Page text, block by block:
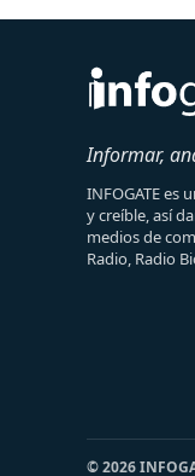
Informar,
INFOGATE
y creíble, así
medios de
Radio, Radio
© 2026